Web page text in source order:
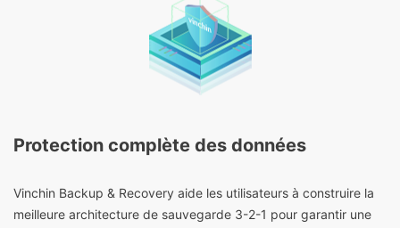
Protection complète des données
Vinchin Backup & Recovery aide les utilisateurs à construire la
meilleure architecture de sauvegarde 3-2-1 pour garantir une